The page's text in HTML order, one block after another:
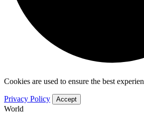
Cookies are used to ensure the best
Privacy Policy Accept
World